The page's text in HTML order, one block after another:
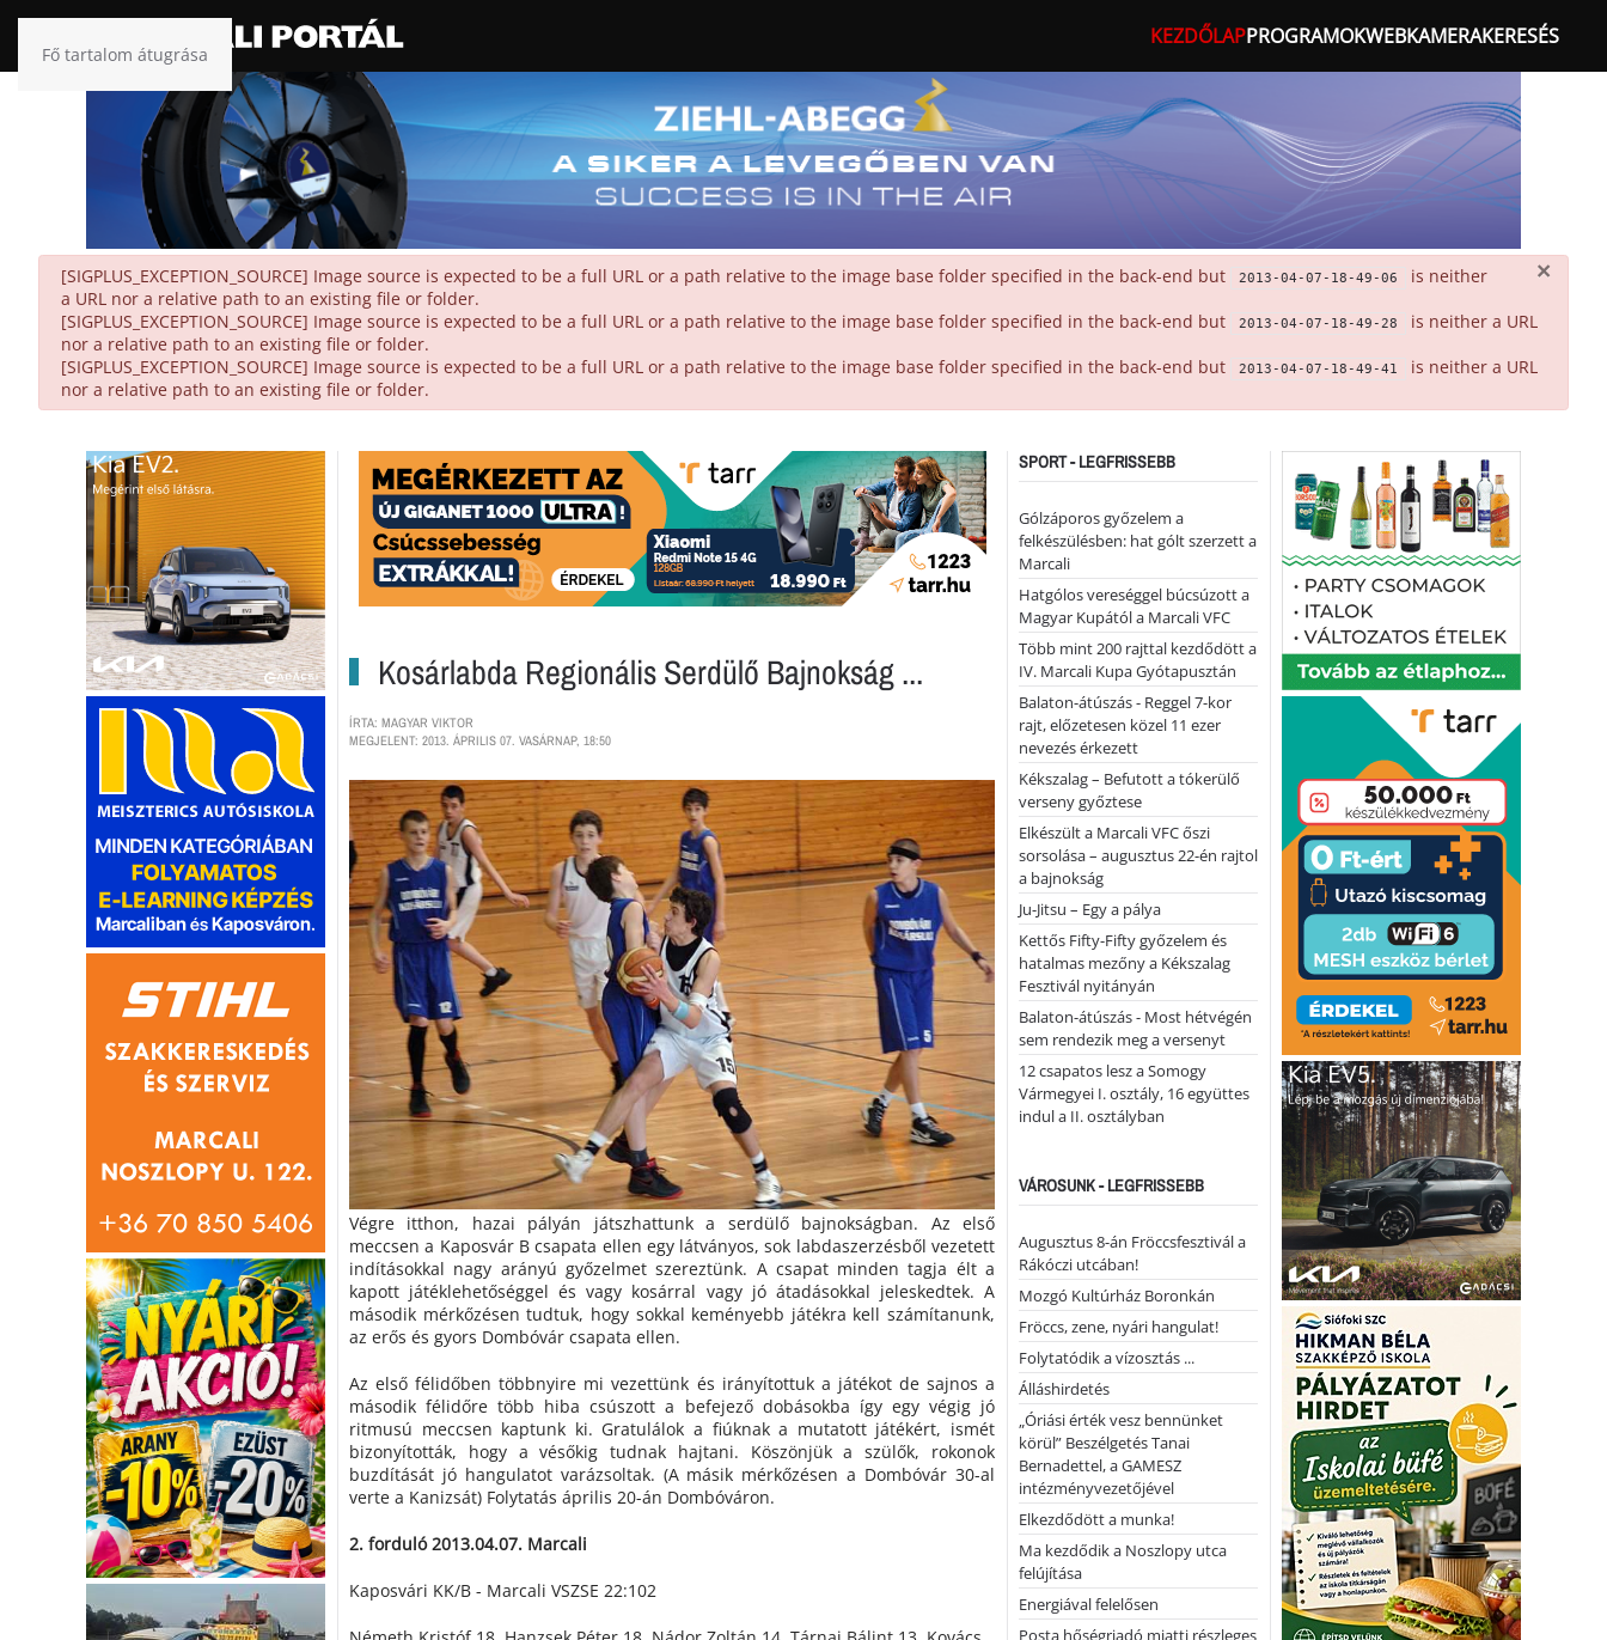
Fő tartalom átugrása
KEZDŐLAPPROGRAMOKWEBKAMERAKERESÉS
×
danger
[SIGPLUS_EXCEPTION_SOURCE] Image source is expected to be a full URL or a path relative to the image base folder specified in the back-end but 2013-04-07-18-49-06
is neither
a URL nor a relative path to an existing file or folder.
[SIGPLUS_EXCEPTION_SOURCE] Image source is expected to be a full URL or a path relative to the image base folder specified in the back-end but
2013-04-07-18-49-28
is neither a URL
nor a relative path to an existing file or folder.
[SIGPLUS_EXCEPTION_SOURCE] Image source is expected to be a full URL or a path relative to the image base folder specified in the back-end but
2013-04-07-18-49-41
is neither a URL
nor a relative path to an existing file or folder.
Kosárlabda Regionális Serdülő Bajnokság ...
ÍRTA: MAGYAR VIKTOR
MEGJELENT: 2013. ÁPRILIS 07. VASÁRNAP, 18:50
Végre itthon, hazai pályán játszhattunk a serdülő bajnokságban. Az első
meccsen a Kaposvár B csapata ellen egy látványos, sok labdaszerzésből vezetett
indításokkal nagy arányú győzelmet szereztünk. A csapat minden tagja élt a
kapott játéklehetőséggel és vagy kosárral vagy jó átadásokkal jeleskedtek. A
második mérkőzésen tudtuk, hogy sokkal keményebb játékra kell számítanunk,
az erős és gyors Dombóvár csapata ellen.
Az első félidőben többnyire mi vezettünk és irányítottuk a játékot de sajnos a
második félidőre több hiba csúszott a befejező dobásokba így egy végig jó
ritmusú meccsen kaptunk ki. Gratulálok a fiúknak a mutatott játékért, ismét
bizonyították, hogy a vésőkig tudnak hajtani. Köszönjük a szülők, rokonok
buzdítását jó hangulatot varázsoltak. (A másik mérkőzésen a Dombóvár 30-al
verte a Kanizsát) Folytatás április 20-án Dombóváron.
2. forduló 2013.04.07. Marcali
Kaposvári KK/B - Marcali VSZSE 22:102
SPORT - LEGFRISSEBB
Gólzáporos győzelem a
felkészülésben: hat gólt szerzett a
Marcali
Hatgólos vereséggel búcsúzott a
Magyar Kupától a Marcali VFC
Több mint 200 rajttal kezdődött a
IV. Marcali Kupa Gyótapusztán
Balaton-átúszás - Reggel 7-kor
rajt, előzetesen közel 11 ezer
nevezés érkezett
Kékszalag – Befutott a tókerülő
verseny győztese
Elkészült a Marcali VFC őszi
sorsolása – augusztus 22-én rajtol
a bajnokság
Ju-Jitsu – Egy a pálya
Kettős Fifty-Fifty győzelem és
hatalmas mezőny a Kékszalag
Fesztivál nyitányán
Balaton-átúszás - Most hétvégén
sem rendezik meg a versenyt
12 csapatos lesz a Somogy
Vármegyei I. osztály, 16 együttes
indul a II. osztályban
VÁROSUNK - LEGFRISSEBB
Augusztus 8-án Fröccsfesztivál a
Rákóczi utcában!
Mozgó Kultúrház Boronkán
Fröccs, zene, nyári hangulat!
Folytatódik a vízosztás ...
Álláshirdetés
„Óriási érték vesz bennünket
körül” Beszélgetés Tanai
Bernadettel, a GAMESZ
intézményvezetőjével
Elkezdődött a munka!
Ma kezdődik a Noszlopy utca
felújítása
Energiával felelősen
Posta hőségriadó miatti részleges